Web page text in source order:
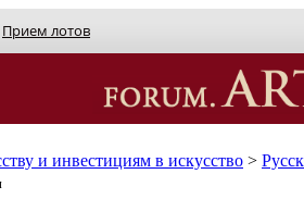
Прием лотов
и инвестициям в искусство >